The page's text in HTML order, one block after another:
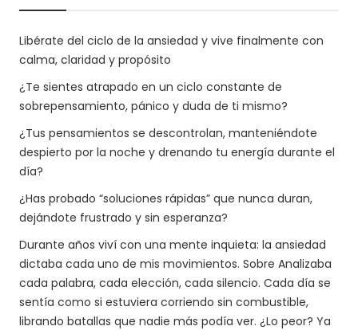
Libérate del ciclo de la ansiedad y vive finalmente con
calma, claridad y propósito
¿Te sientes atrapado en un ciclo constante de
sobrepensamiento, pánico y duda de ti mismo?
¿Tus pensamientos se descontrolan, manteniéndote
despierto por la noche y drenando tu energía durante el
día?
¿Has probado “soluciones rápidas” que nunca duran,
dejándote frustrado y sin esperanza?
Durante años viví con una mente inquieta: la ansiedad
dictaba cada uno de mis movimientos. Sobre Analizaba
cada palabra, cada elección, cada silencio. Cada día se
sentía como si estuviera corriendo sin combustible,
librando batallas que nadie más podía ver. ¿Lo peor? Ya